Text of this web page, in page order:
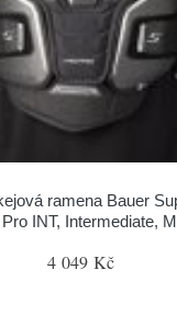
ramena Bauer
Pro INT, Intermediate, M
4 049 Kč